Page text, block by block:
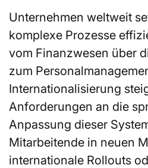
Unternehmen weltweit
komplexe Prozesse
vom Finanzwesen über
zum
Internationalisierung
Anforderungen an die
Anpassung dieser
Mitarbeitende in neuen
internationale Rollouts